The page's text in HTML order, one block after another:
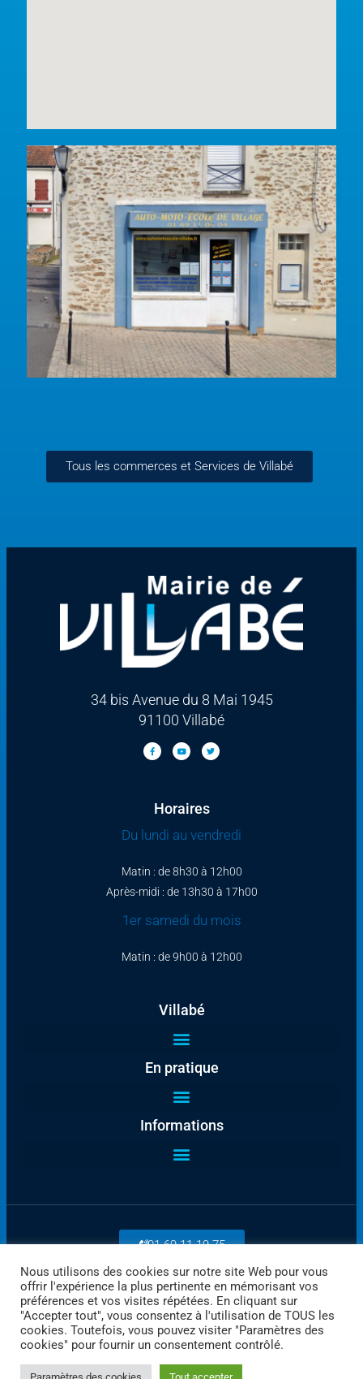
Tous les commerces et Services de Villabé
34 bis Avenue du 8 Mai 1945
91100 Villabé
Horaires
Du lundi au vendredi
Matin : de 8h30 à 12h00
Après-midi : de 13h30 à 17h00
1er samedi du mois
Matin : de 9h00 à 12h00
Villabé
En pratique
Informations
01 69 11 19 75
Payez en ligne
Nous utilisons des cookies sur notre site Web pour vous
offrir l'expérience la plus pertinente en mémorisant vos
préférences et vos visites répétées. En cliquant sur
"Accepter tout", vous consentez à l'utilisation de TOUS les
cookies. Toutefois, vous pouvez visiter "Paramètres des
cookies" pour fournir un consentement contrôlé.